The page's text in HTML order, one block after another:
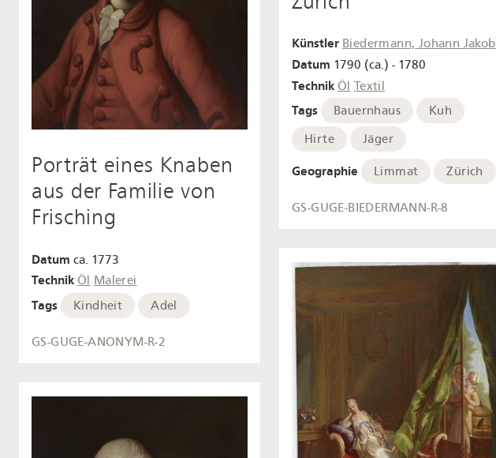
Porträt eines Knaben
aus der Familie von
Frisching
Datum ca. 1773
Technik Öl Malerei
Tags Kindheit Adel
GS-GUGE-ANONYM-R-2
Künstler Biedermann, Johann Jakob
Datum 1790 (ca.) - 1780
Technik Öl Textil
Tags Bauernhaus
Kuh
Hirte
Jäger
Geographie Limmat Zürich
GS-GUGE-BIEDERMANN-R-8